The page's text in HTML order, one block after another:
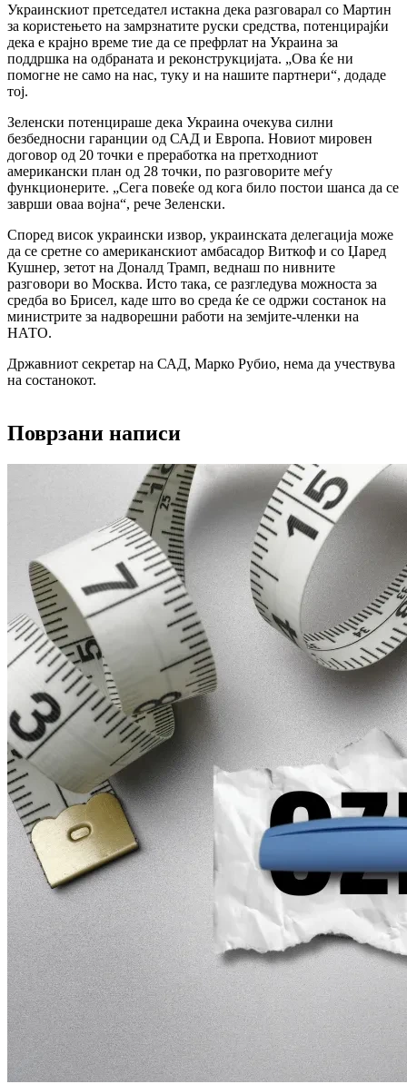
Украинскиот претседател истакна дека разговарал со Мартин
за користењето на замрзнатите руски средства, потенцирајќи
дека е крајно време тие да се префрлат на Украина за
поддршка на одбраната и реконструкцијата. „Ова ќе ни
помогне не само на нас, туку и на нашите партнери“, додаде
тој.
Зеленски потенцираше дека Украина очекува силни
безбедносни гаранции од САД и Европа. Новиот мировен
договор од 20 точки е преработка на претходниот
американски план од 28 точки, по разговорите меѓу
функционерите. „Сега повеќе од кога било постои шанса да се
заврши оваа војна“, рече Зеленски.
Според висок украински извор, украинската делегација може
да се сретне со американскиот амбасадор Виткоф и со Џаред
Кушнер, зетот на Доналд Трамп, веднаш по нивните
разговори во Москва. Исто така, се разгледува можноста за
средба во Брисел, каде што во среда ќе се одржи состанок на
министрите за надворешни работи на земјите-членки на
НАТО.
Државниот секретар на САД, Марко Рубио, нема да учествува
на состанокот.
Поврзани написи